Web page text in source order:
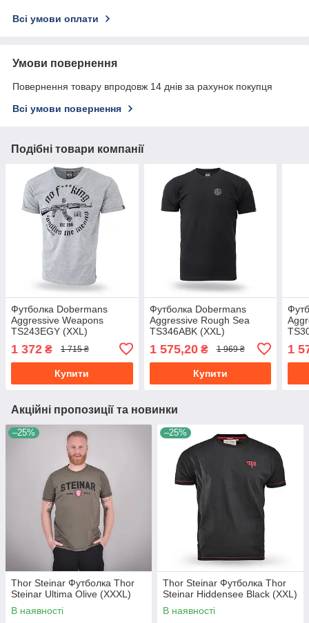
Всі умови оплати
Умови повернення
Повернення товару впродовж 14 днів за рахунок покупця
Всі умови повернення
Подібні товари компанії
Футболка Dobermans
Aggressive Weapons
TS243EGY (XXL)
1 372 ₴ 1 715 ₴
Купити
Футболка Dobermans
Aggressive Rough Sea
TS346ABK (XXL)
1 575,20₴ 1 969 ₴
Купити
1
Акційні пропозиції та новинки
–25%
Thor Steinar Футболка Thor
Steinar Ultima Olive (XXXL)
В наявності
–25%
Thor Steinar Футболка Thor
Steinar Hiddensee Black (XXL)
В наявності